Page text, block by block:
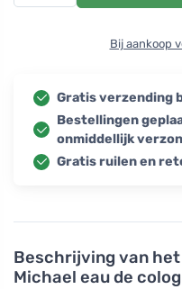
Beschrijving van
Michael eau de
Bij aankoop
Gratis verzending
Bestellingen
onmiddellijk
Gratis ruilen en